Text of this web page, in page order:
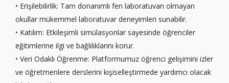
• Erişilebilirlik: Tam donanımlı fen laboratuvarı olmayan
okullar mükemmel laboratuvar deneyimleri sunabilir.
• Katılım: Etkileşimli simülasyonlar sayesinde öğrenciler
eğitimlerine ilgi ve bağlılıklarını korur.
• Veri Odaklı Öğrenme: Platformumuz öğrenci gelişimini izler
ve öğretmenlere derslerini kişiselleştirmede yardımcı olacak